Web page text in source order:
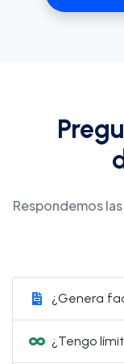
Respondemos
¿Genera
¿Tengo